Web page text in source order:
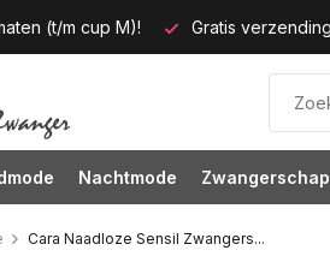
(t/m cup M)! Gratis
Nachtmode
Cara Naadloze Sensil Zwangers...